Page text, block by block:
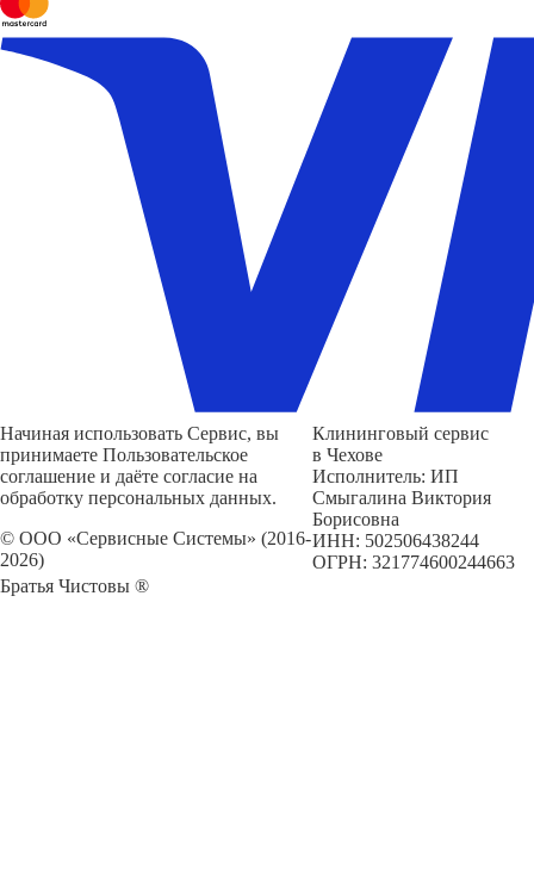
Начиная использовать Сервис, вы
принимаете Пользовательское
соглашение и даёте согласие на
обработку персональных данных.
© ООО «Сервисные Системы» (2016-
2026)
Братья Чистовы ®
Клининговый сервис
в Чехове
Исполнитель: ИП
Смыгалина Виктория
Борисовна
ИНН: 502506438244
ОГРН: 321774600244663